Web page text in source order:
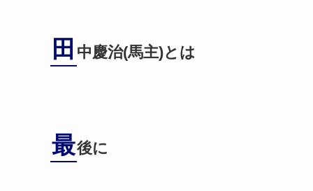
田 中慶治(馬主)とは
最後に